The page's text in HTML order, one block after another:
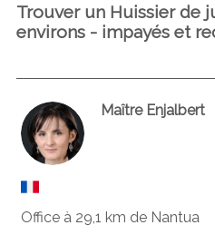
Trouver un Huissier de
environs - impayés et
Maître Enjalbert
Office à 29,1 km de Nantua